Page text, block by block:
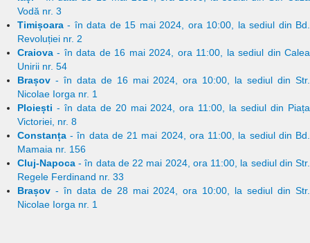
Vodă nr. 3
Timișoara - în data de 15 mai 2024, ora 10:00, la sediul din Bd.
Revoluției nr. 2
Craiova - în data de 16 mai 2024, ora 11:00, la sediul din Calea
Unirii nr. 54
Brașov - în data de 16 mai 2024, ora 10:00, la sediul din Str.
Nicolae Iorga nr. 1
Ploiești - în data de 20 mai 2024, ora 11:00, la sediul din Piața
Victoriei, nr. 8
Constanța - în data de 21 mai 2024, ora 11:00, la sediul din Bd.
Mamaia nr. 156
Cluj-Napoca - în data de 22 mai 2024, ora 11:00, la sediul din Str.
Regele Ferdinand nr. 33
Brașov - în data de 28 mai 2024, ora 10:00, la sediul din Str.
Nicolae Iorga nr. 1